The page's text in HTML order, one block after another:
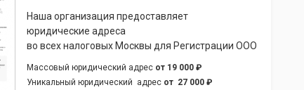
Наша организация предоставляет
юридические адреса
во всех налоговых Москвы для Регистрации ООО
Массовый юридический адрес от 19 000 ₽
Уникальный юридический адрес от 27 000 ₽